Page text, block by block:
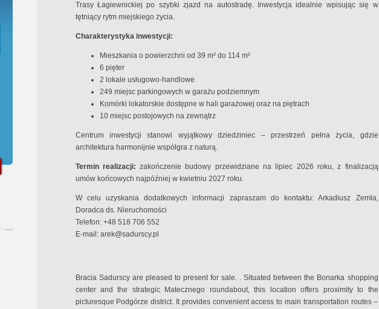
Trasy Łagiewnickiej po szybki zjazd na autostradę. Inwestycja idealnie wpisując się w
tętniący rytm miejskiego życia.
Charakterystyka inwestycji:
Mieszkania o powierzchni od 39 m² do 114 m²
6 pięter
2 lokale usługowo-handlowe
249 miejsc parkingowych w garażu podziemnym
Komórki lokatorskie dostępne w hali garażowej oraz na piętrach
10 miejsc postojowych na zewnątrz
Centrum inwestycji stanowi wyjątkowy dziedziniec – przestrzeń pełna życia, gdzie
architektura harmonijnie współgra z naturą.
Termin realizacji: zakończenie budowy przewidziane na lipiec 2026 roku, z finalizacją
umów końcowych najpóźniej w kwietniu 2027 roku.
W celu uzyskania dodatkowych informacji zapraszam do kontaktu: Arkadiusz Zemła,
Doradca ds. Nieruchomości
Telefon: +48 518 706 552
E-mail: arek@sadurscy.pl
Bracia Sadurscy are pleased to present for sale. . Situated between the Bonarka shopping
center and the strategic Matecznego roundabout, this location offers proximity to the
picturesque Podgórze district. It provides convenient access to main transportation routes –